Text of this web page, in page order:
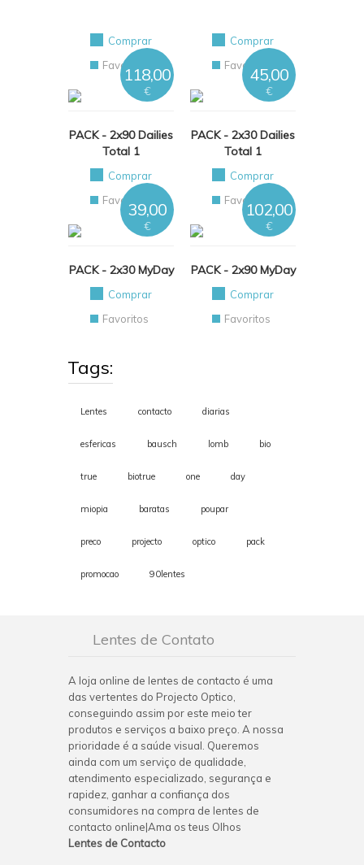
Comprar
Favoritos
Comprar
Favoritos
PACK - 2x90 Dailies
Total 1
118,00
€
Comprar
Favoritos
PACK - 2x30 Dailies
Total 1
45,00
€
Comprar
Favoritos
PACK - 2x30 MyDay
39,00
€
Comprar
Favoritos
PACK - 2x90 MyDay
102,00
€
Comprar
Favoritos
Tags:
Lentes contacto diarias
esfericas bausch lomb bio
true biotrue one day
miopia baratas poupar
preco projecto optico pack
promocao 90lentes
Lentes de Contato
A loja online de lentes de contacto é uma
das vertentes do Projecto Optico,
conseguindo assim por este meio ter
produtos e serviços a baixo preço. A nossa
prioridade é a saúde visual. Queremos
ainda com um serviço de qualidade,
atendimento especializado, segurança e
rapidez, ganhar a confiança dos
consumidores na compra de lentes de
contacto online|Ama os teus Olhos
Lentes de Contacto